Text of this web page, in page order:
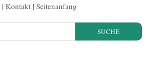
| Kontakt | Seitenanfang
SUCHE